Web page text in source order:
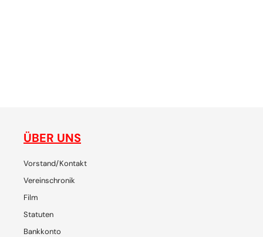
ÜBER UNS
Vorstand/Kontakt
Vereinschronik
Film
Statuten
Bankkonto